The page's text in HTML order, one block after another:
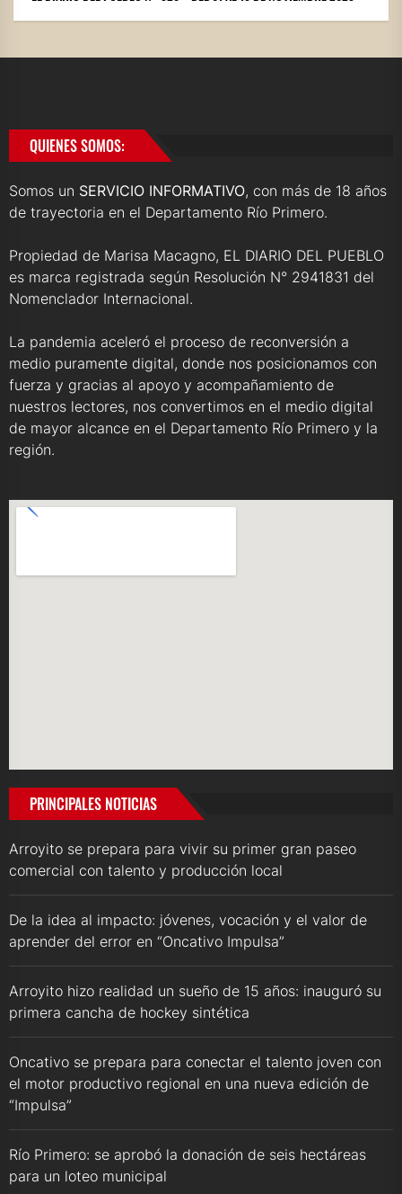
QUIENES SOMOS:
Somos un SERVICIO INFORMATIVO, con más de 18 años
de trayectoria en el Departamento Río Primero.
Propiedad de Marisa Macagno, EL DIARIO DEL PUEBLO
es marca registrada según Resolución N° 2941831 del
Nomenclador Internacional.
La pandemia aceleró el proceso de reconversión a
medio puramente digital, donde nos posicionamos con
fuerza y gracias al apoyo y acompañamiento de
nuestros lectores, nos convertimos en el medio digital
de mayor alcance en el Departamento Río Primero y la
región.
PRINCIPALES NOTICIAS
Arroyito se prepara para vivir su primer gran paseo
comercial con talento y producción local
De la idea al impacto: jóvenes, vocación y el valor de
aprender del error en “Oncativo Impulsa”
Arroyito hizo realidad un sueño de 15 años: inauguró su
primera cancha de hockey sintética
Oncativo se prepara para conectar el talento joven con
el motor productivo regional en una nueva edición de
“Impulsa”
Río Primero: se aprobó la donación de seis hectáreas
para un loteo municipal